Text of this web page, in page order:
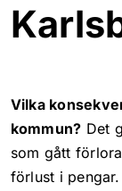
Vilka
kommun? Det
som gått
förlust i